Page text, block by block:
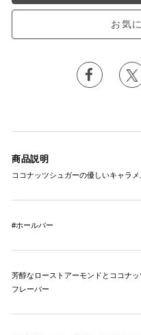
お気
商品説明
ココナッツシュガーの優しいキャラ
#ホールバー
芳醇なローストアーモンドとココナ
フレーバー